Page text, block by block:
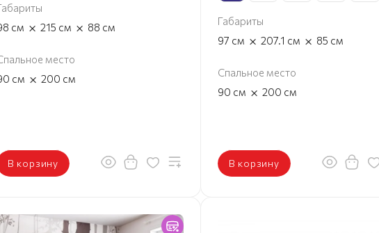
см × 215 см × 88 см
место
см × 200 см
В корзину
Габариты
97 см × 207.1 см × 85 см
Спальное место
90 см × 200 см
В корзину